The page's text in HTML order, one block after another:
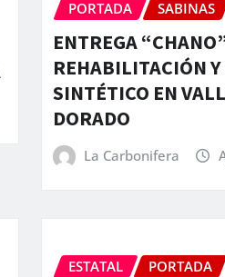
PORTADA SABINAS
ENTREGA
REHABILITACIÓN Y
SINTÉTICO EN
DORADO
La Carbonifera
ESTATAL PORTADA